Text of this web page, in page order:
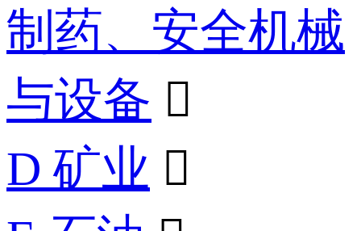
制药、安全机械
与设备 
D 矿业 